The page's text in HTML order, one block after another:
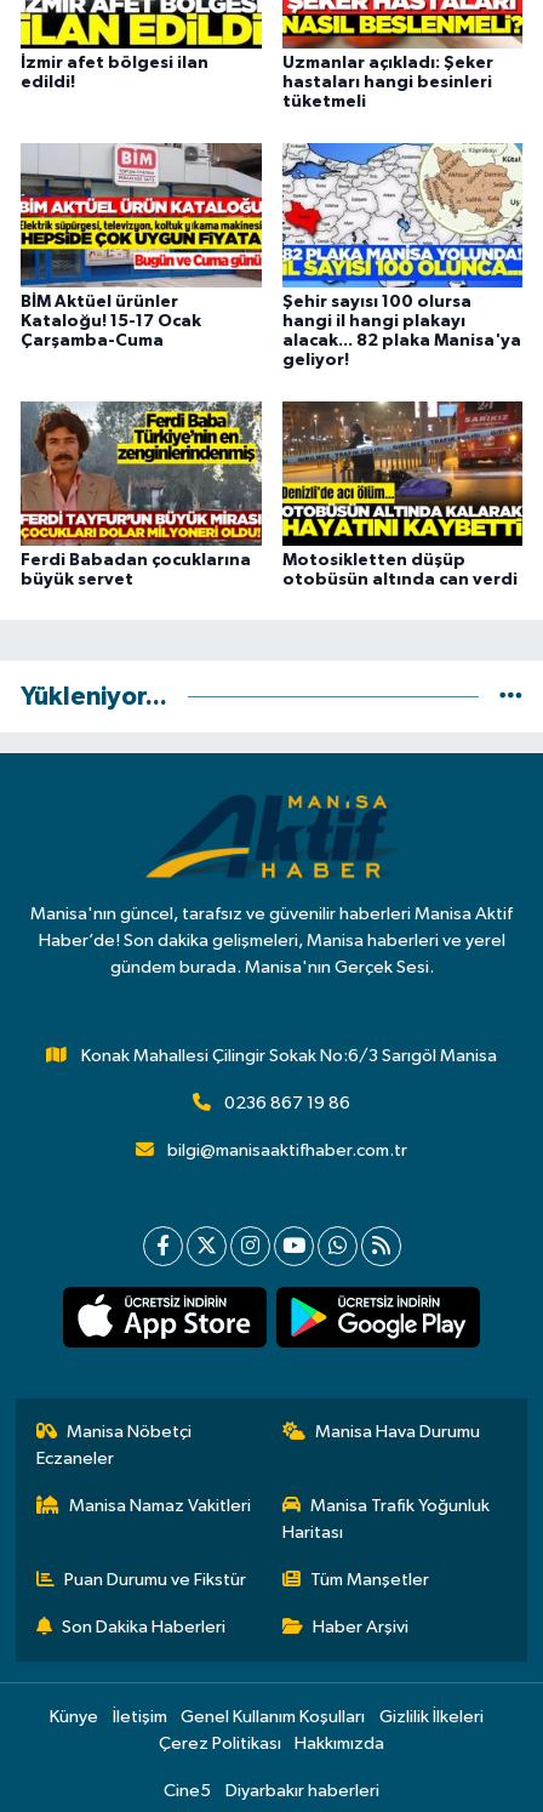
İzmir afet bölgesi ilan
edildi!
Uzmanlar açıkladı: Şeker
hastaları hangi besinleri
tüketmeli
BİM Aktüel ürünler
Kataloğu! 15-17 Ocak
Çarşamba-Cuma
Şehir sayısı 100 olursa
hangi il hangi plakayı
alacak... 82 plaka Manisa'ya
geliyor!
Ferdi Babadan çocuklarına
büyük servet
Motosikletten düşüp
otobüsün altında can verdi
Yükleniyor...
Manisa'nın güncel, tarafsız ve güvenilir haberleri Manisa Aktif
Haber’de! Son dakika gelişmeleri, Manisa haberleri ve yerel
gündem burada. Manisa'nın Gerçek Sesi.
Konak Mahallesi Çilingir Sokak No:6/3 Sarıgöl Manisa
0236 867 19 86
bilgi@manisaaktifhaber.com.tr
Manisa Nöbetçi
Eczaneler
Manisa Hava Durumu
Manisa Namaz Vakitleri
Manisa Trafik Yoğunluk
Haritası
Puan Durumu ve Fikstür Tüm Manşetler
Son Dakika Haberleri Haber Arşivi
Künye İletişim Genel Kullanım Koşulları
Gizlilik İlkeleri
Çerez Politikası
Hakkımızda
Cine5 Diyarbakır haberleri